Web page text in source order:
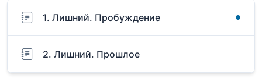
1. Лишний. Пробуждение
2. Лишний. Прошлое